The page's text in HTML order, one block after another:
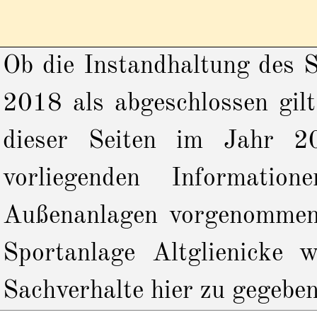
Ob die Instandhaltung des
2018 als abgeschlossen
dieser Seiten im Jahr
vorliegenden
Außenanlagen
Sportanlage Altglienicke
Sachverhalte hier zu